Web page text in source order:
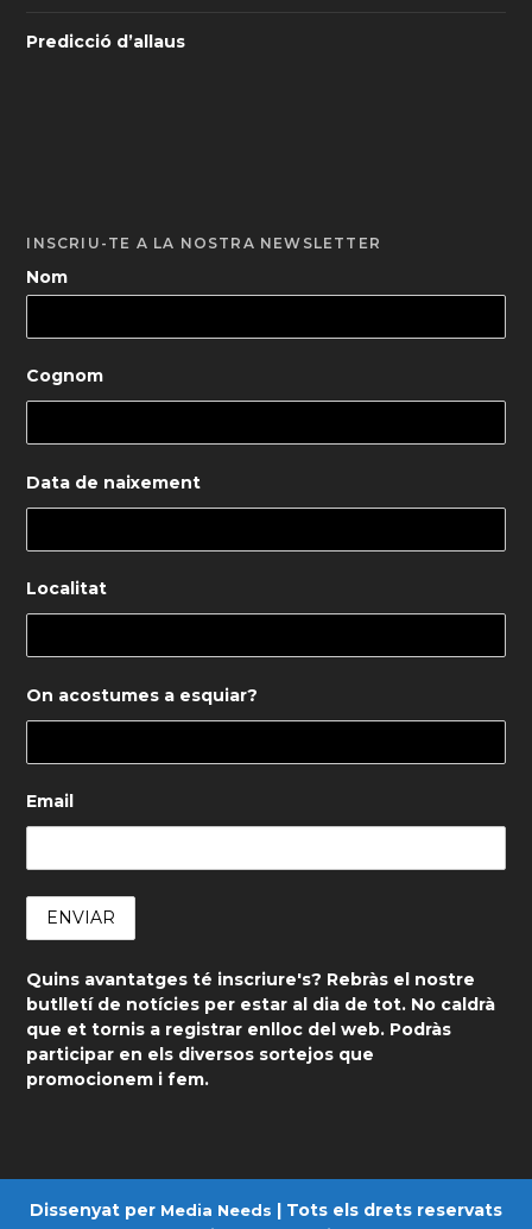
Predicció d’allaus
INSCRIU-TE A LA NOSTRA NEWSLETTER
Nom
Cognom
Data de naixement
Localitat
On acostumes a esquiar?
Email
Quins avantatges té inscriure's? Rebràs el nostre
butlletí de notícies per estar al dia de tot. No caldrà
que et tornis a registrar enlloc del web. Podràs
participar en els diversos sortejos que
promocionem i fem.
Dissenyat per Media Needs | Tots els drets reservats